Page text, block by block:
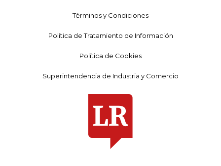
Términos y Condiciones
Política de Tratamiento de Información
Política de Cookies
Superintendencia de Industria y Comercio